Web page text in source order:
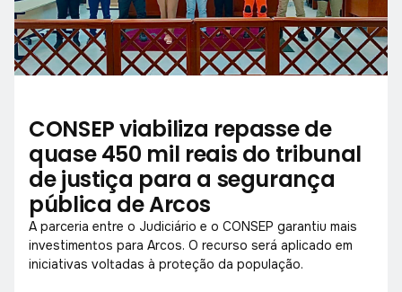
CONSEP viabiliza repasse de
quase 450 mil reais do tribunal
de justiça para a segurança
pública de Arcos
A parceria entre o Judiciário e o CONSEP garantiu mais
investimentos para Arcos. O recurso será aplicado em
iniciativas voltadas à proteção da população.